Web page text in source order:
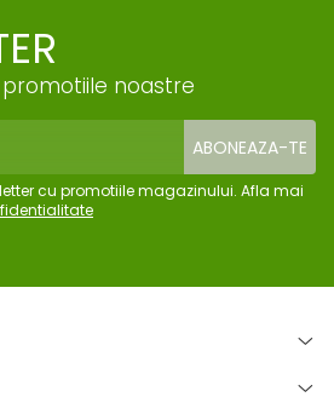
noastre
cu promotiile magazinului. Afla mai